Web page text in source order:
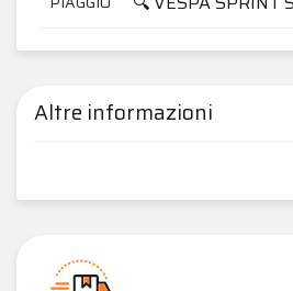
Altre informazioni